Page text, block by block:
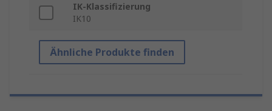
IK-Klassifizierung
IK10
Ähnliche Produkte finden